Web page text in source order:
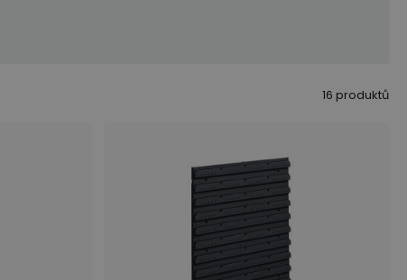
16 produktů